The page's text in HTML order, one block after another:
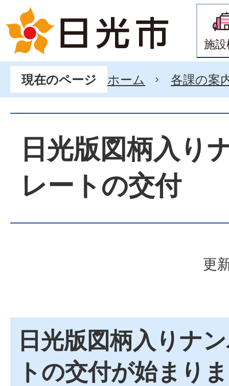
施
現在のページ ホーム 各課の案
日光版図柄入り
レートの交付
更
日光版図柄入りナ
トの交付が始まり